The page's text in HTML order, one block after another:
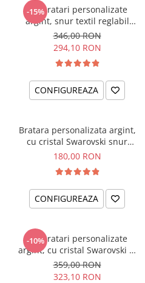
-15%
Set bratari personalizate
argint, snur textil reglabil
Family
346,00 RON
294,10 RON
CONFIGUREAZA
Bratara personalizata argint,
cu cristal Swarovski snur
reglabil fetite Little Ballerinas
180,00 RON
CONFIGUREAZA
-10%
Set bratari personalizate
argint, cu cristal Swarovski si
snur reglabil Constelatii
359,00 RON
323,10 RON